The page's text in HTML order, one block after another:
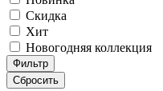
Скидка
Хит
Новогодняя коллекция
Фильтр
Сбросить